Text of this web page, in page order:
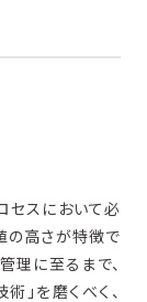
セスにおいて必
の高さが特徴で
理に至るまで、
」を磨くべく、